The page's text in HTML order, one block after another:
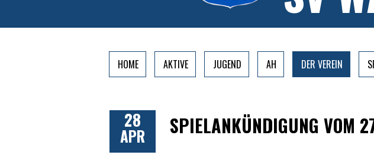
HOME AKTIVE JUGEND AH DER VEREIN
28
APR SPIELANKÜNDIGUNG VOM